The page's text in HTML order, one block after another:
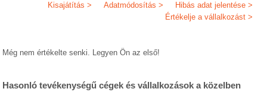
Hibás adat jelentése >
Adatmódosítás >
Kisajátítás >
Értékelje a vállalkozást >
Még nem értékelte senki. Legyen Ön az első!
Hasonló tevékenységű cégek és vállalkozások a közelben